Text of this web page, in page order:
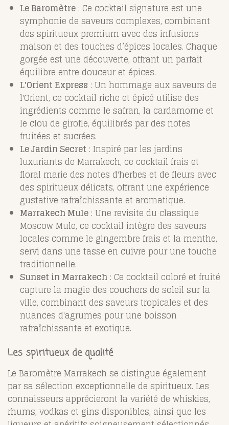
Le Baromètre : Ce cocktail signature est une
symphonie de saveurs complexes, combinant
des spiritueux premium avec des infusions
maison et des touches d’épices locales. Chaque
gorgée est une découverte, offrant un parfait
équilibre entre douceur et épices.
L'Orient Express : Un hommage aux saveurs de
l'Orient, ce cocktail riche et épicé utilise des
ingrédients comme le safran, la cardamome et
le clou de girofle, équilibrés par des notes
fruitées et sucrées.
Le Jardin Secret : Inspiré par les jardins
luxuriants de Marrakech, ce cocktail frais et
floral marie des notes d'herbes et de fleurs avec
des spiritueux délicats, offrant une expérience
gustative rafraîchissante et aromatique.
Marrakech Mule : Une revisite du classique
Moscow Mule, ce cocktail intègre des saveurs
locales comme le gingembre frais et la menthe,
servi dans une tasse en cuivre pour une touche
traditionnelle.
Sunset in Marrakech : Ce cocktail coloré et fruité
capture la magie des couchers de soleil sur la
ville, combinant des saveurs tropicales et des
nuances d'agrumes pour une boisson
rafraîchissante et exotique.
Les spiritueux de qualité
Le Baromètre Marrakech se distingue également
par sa sélection exceptionnelle de spiritueux. Les
connaisseurs apprécieront la variété de whiskies,
rhums, vodkas et gins disponibles, ainsi que les